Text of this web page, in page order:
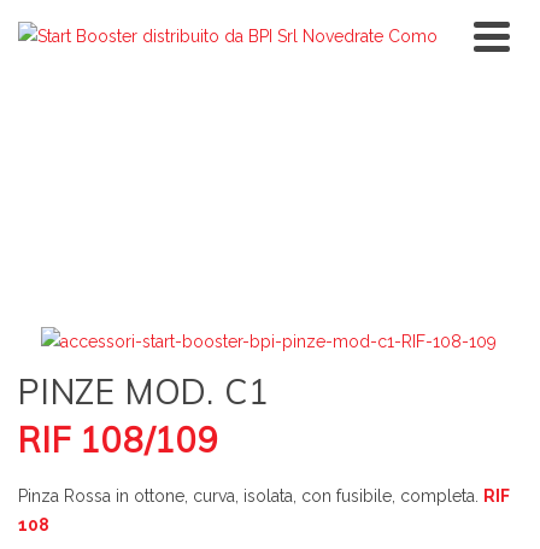
PINZE MOD. C1
RIF 108/109
Pinza Rossa in ottone, curva, isolata, con fusibile, completa. RIF
108